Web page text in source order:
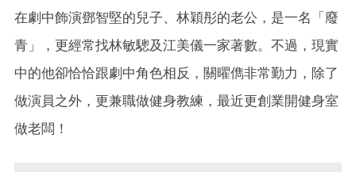
在劇中飾演鄧智堅的兒子、林穎彤的老公，是一名「廢
青」，更經常找林敏驄及江美儀一家著數。不過，現實
中的他卻恰恰跟劇中角色相反，關曜儁非常勤力，除了
做演員之外，更兼職做健身教練，最近更創業開健身室
做老闆！